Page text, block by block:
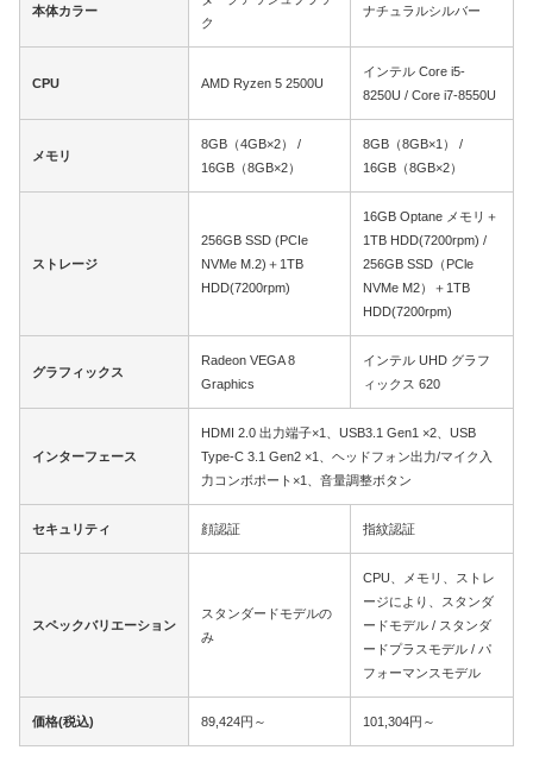
本体カラー
ク
ナチュラルシルバー
CPU AMD Ryzen 5 2500U
インテル Core i5-
8250U / Core i7-8550U
メモリ
8GB（4GB×2） /
16GB（8GB×2）
8GB（8GB×1） /
16GB（8GB×2）
ストレージ
256GB SSD (PCIe
NVMe M.2)＋1TB
HDD(7200rpm)
16GB Optane メモリ＋
1TB HDD(7200rpm) /
256GB SSD（PCle
NVMe M2）＋1TB
HDD(7200rpm)
グラフィックス
Radeon VEGA 8
Graphics
インテル UHD グラフ
ィックス 620
インターフェース
HDMI 2.0 出力端子×1、USB3.1 Gen1 ×2、USB
Type-C 3.1 Gen2 ×1、ヘッドフォン出力/マイク入
力コンボポート×1、音量調整ボタン
セキュリティ 顔認証 指紋認証
スペックバリエーション
スタンダードモデルの
み
CPU、メモリ、ストレ
ージにより、スタンダ
ードモデル / スタンダ
ードプラスモデル / パ
フォーマンスモデル
価格(税込) 89,424円～ 101,304円～